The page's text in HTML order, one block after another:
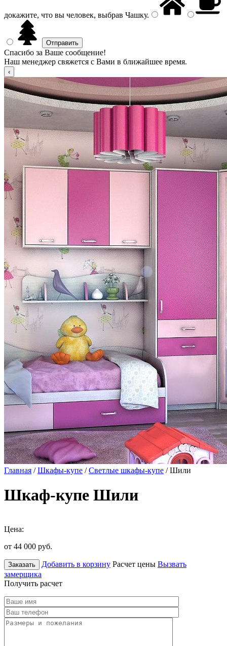
докажите, что вы человек, выбрав Чашку.
Спасибо за Ваше сообщение!
Наш менеджер свяжется с Вами в ближайшее время.
Главная /Шкафы-купе /Светлые шкафы-купе / Шили
Шкаф-купе Шили
Цена:
от 44 000 руб.
Заказать Добавить в корзину Расчет цены Вызвать
замерщика
Получить расчет